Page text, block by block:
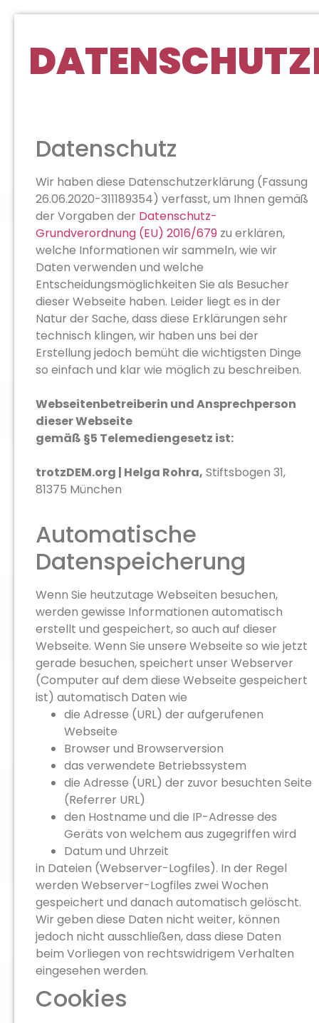
Datenschutz
Wir haben diese Datenschutzerklärung (Fassung
26.06.2020-311189354) verfasst, um Ihnen gemäß
der Vorgaben der Datenschutz-
Grundverordnung (EU) 2016/679 zu erklären,
welche Informationen wir sammeln, wie wir
Daten verwenden und welche
Entscheidungsmöglichkeiten Sie als Besucher
dieser Webseite haben. Leider liegt es in der
Natur der Sache, dass diese Erklärungen sehr
technisch klingen, wir haben uns bei der
Erstellung jedoch bemüht die wichtigsten Dinge
so einfach und klar wie möglich zu beschreiben.
Webseitenbetreiberin und Ansprechperson
dieser Webseite
gemäß §5 Telemediengesetz ist:
trotzDEM.org | Helga Rohra, Stiftsbogen 31,
81375 München
Automatische
Datenspeicherung
Wenn Sie heutzutage Webseiten besuchen,
werden gewisse Informationen automatisch
erstellt und gespeichert, so auch auf dieser
Webseite. Wenn Sie unsere Webseite so wie jetzt
gerade besuchen, speichert unser Webserver
(Computer auf dem diese Webseite gespeichert
ist) automatisch Daten wie
die Adresse (URL) der aufgerufenen
Webseite
Browser und Browserversion
das verwendete Betriebssystem
die Adresse (URL) der zuvor besuchten Seite
(Referrer URL)
den Hostname und die IP-Adresse des
Geräts von welchem aus zugegriffen wird
Datum und Uhrzeit
in Dateien (Webserver-Logfiles). In der Regel
werden Webserver-Logfiles zwei Wochen
gespeichert und danach automatisch gelöscht.
Wir geben diese Daten nicht weiter, können
jedoch nicht ausschließen, dass diese Daten
beim Vorliegen von rechtswidrigem Verhalten
eingesehen werden.
Cookies